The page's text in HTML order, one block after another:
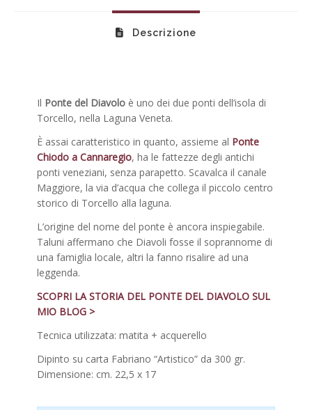
Descrizione
Il Ponte del Diavoloè uno dei due ponti dell’isola di
Torcello, nella Laguna Veneta.
È assai caratteristico in quanto, assieme al Ponte
Chiodo a Cannaregio, ha le fattezze degli antichi
ponti veneziani, senza parapetto. Scavalca il canale
Maggiore, la via d’acqua che collega il piccolo centro
storico di Torcello alla laguna.
L’origine del nome del ponte è ancora inspiegabile.
Taluni affermano che Diavoli fosse il soprannome di
una famiglia locale, altri la fanno risalire ad una
leggenda.
SCOPRI LA STORIA DEL PONTE DEL DIAVOLO SUL
MIO BLOG >
Tecnica utilizzata: matita + acquerello
Dipinto su carta Fabriano “Artistico” da 300 gr.
Dimensione: cm. 22,5 x 17